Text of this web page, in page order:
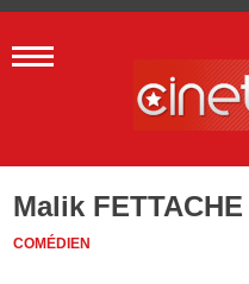
Malik FETTACHE
COMÉDIEN